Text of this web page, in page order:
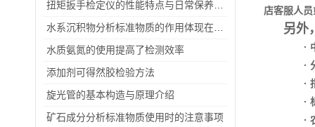
水质氨氮的使用提高了检测效率
添加剂可得然胶检验方法
旋光管的基本构造与原理介绍
矿石成分分析标准物质使用时的注意事项
店客服人
另外
·
·
·
·
·